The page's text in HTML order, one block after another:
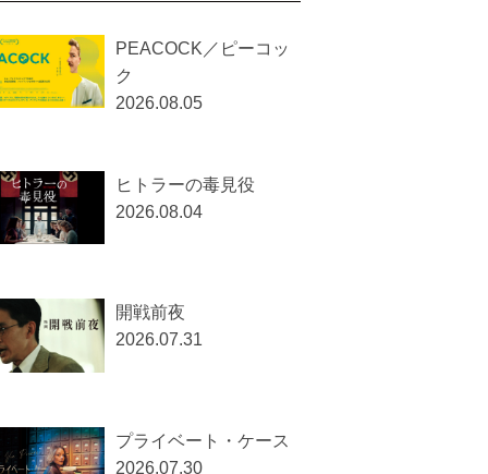
PEACOCK／ピーコッ
ク
2026.08.05
ヒトラーの毒見役
2026.08.04
開戦前夜
2026.07.31
プライベート・ケース
2026.07.30